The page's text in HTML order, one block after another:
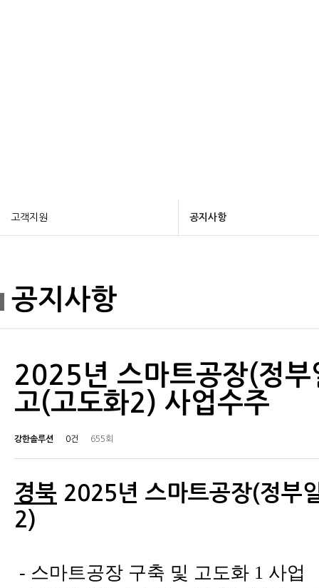
고객지원 공지사항
공지사항
2025년 스마트공장(정
고(고도화2) 사업수주
강한솔루션 0건 655회
경북 2025년 스마트공장(정부
2)
- 스마트공장 구축 및 고도화 1 사업